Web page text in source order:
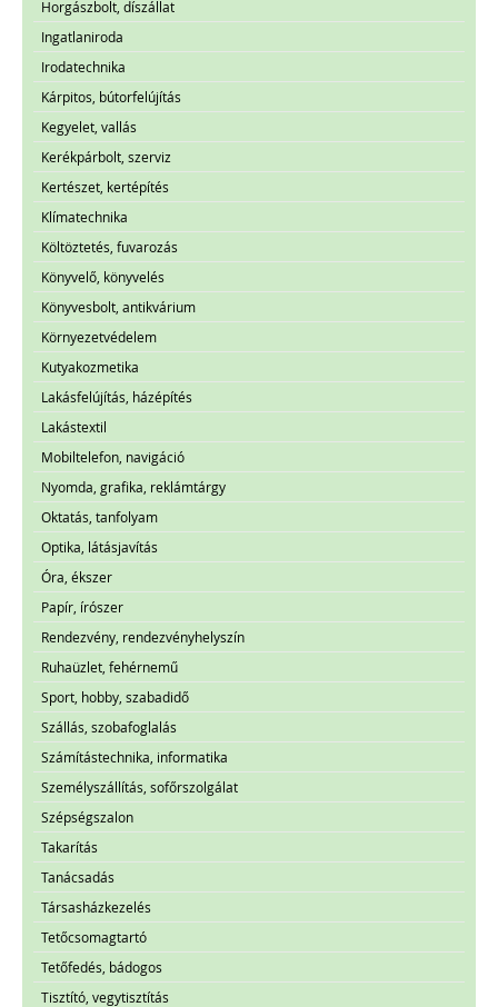
Horgászbolt, díszállat
Ingatlaniroda
Irodatechnika
Kárpitos, bútorfelújítás
Kegyelet, vallás
Kerékpárbolt, szerviz
Kertészet, kertépítés
Klímatechnika
Költöztetés, fuvarozás
Könyvelő, könyvelés
Könyvesbolt, antikvárium
Környezetvédelem
Kutyakozmetika
Lakásfelújítás, házépítés
Lakástextil
Mobiltelefon, navigáció
Nyomda, grafika, reklámtárgy
Oktatás, tanfolyam
Optika, látásjavítás
Óra, ékszer
Papír, írószer
Rendezvény, rendezvényhelyszín
Ruhaüzlet, fehérnemű
Sport, hobby, szabadidő
Szállás, szobafoglalás
Számítástechnika, informatika
Személyszállítás, sofőrszolgálat
Szépségszalon
Takarítás
Tanácsadás
Társasházkezelés
Tetőcsomagtartó
Tetőfedés, bádogos
Tisztító, vegytisztítás